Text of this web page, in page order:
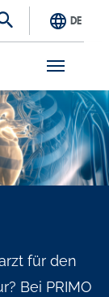
DE
für den
Bei PRIMO